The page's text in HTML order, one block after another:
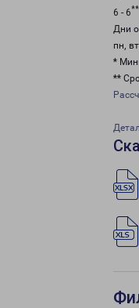
6 - 6**
Дни
пн,
*
**